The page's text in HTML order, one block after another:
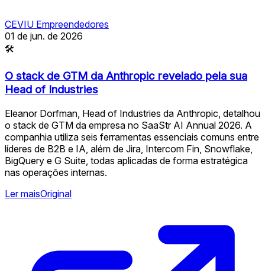
CEVIU Empreendedores
01 de jun. de 2026
🛠
O stack de GTM da Anthropic revelado pela sua
Head of Industries
Eleanor Dorfman, Head of Industries da Anthropic, detalhou
o stack de GTM da empresa no SaaStr AI Annual 2026. A
companhia utiliza seis ferramentas essenciais comuns entre
líderes de B2B e IA, além de Jira, Intercom Fin, Snowflake,
BigQuery e G Suite, todas aplicadas de forma estratégica
nas operações internas.
Ler maisOriginal